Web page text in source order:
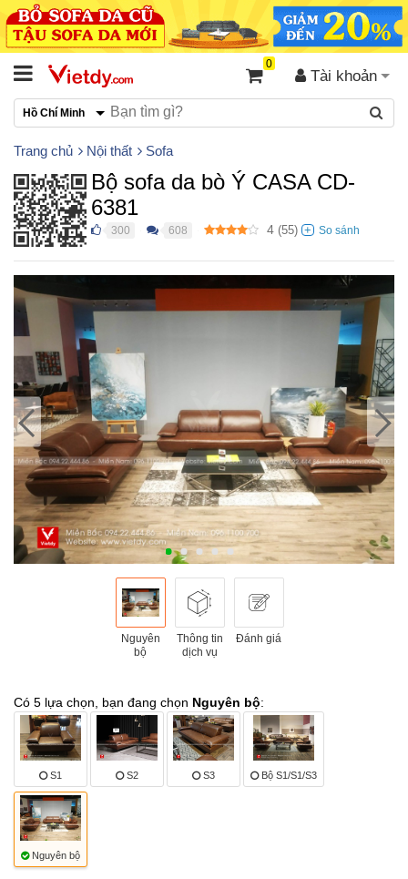
Tài khoản
0
Hồ Chí Minh
Trang chủ Nội thất Sofa
Bộ sofa da bò Ý CASA CD-
6381
300 608 4 (55)
Nguyên
bộ
Thông tin
dịch vụ
Đánh giá
Có 5 lựa chọn, bạn đang chọn Nguyên bộ:
S1 S2 S3 Bộ S1/S1/S3
Nguyên bộ